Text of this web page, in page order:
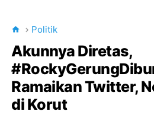
Politik
Akunnya Diretas,
Ramaikan Twitter,
di Korut